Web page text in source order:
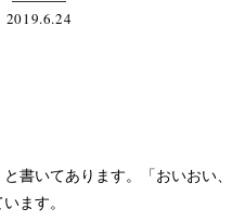
2019.6.24
いてあります。「おいおい
ます。